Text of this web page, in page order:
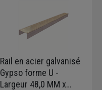
Rail en acier galvanisé
Gypso forme U -
Largeur 48,0 MM x